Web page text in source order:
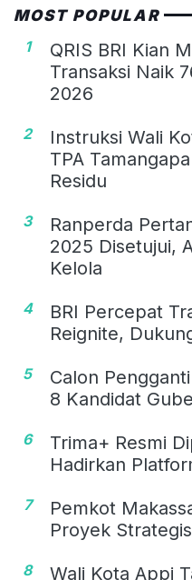
MOST POPULAR
1
QRIS BRI Kian
Transaksi Naik
2026
2
Instruksi Wali
TPA
Residu
3
Ranperda
2025 Disetujui,
Kelola
4
BRI Percepat
Reignite,
5
Calon
8 Kandidat
6
Trima+ Resmi
Hadirkan
7
Pemkot
Proyek
8
Wali Kota Appi